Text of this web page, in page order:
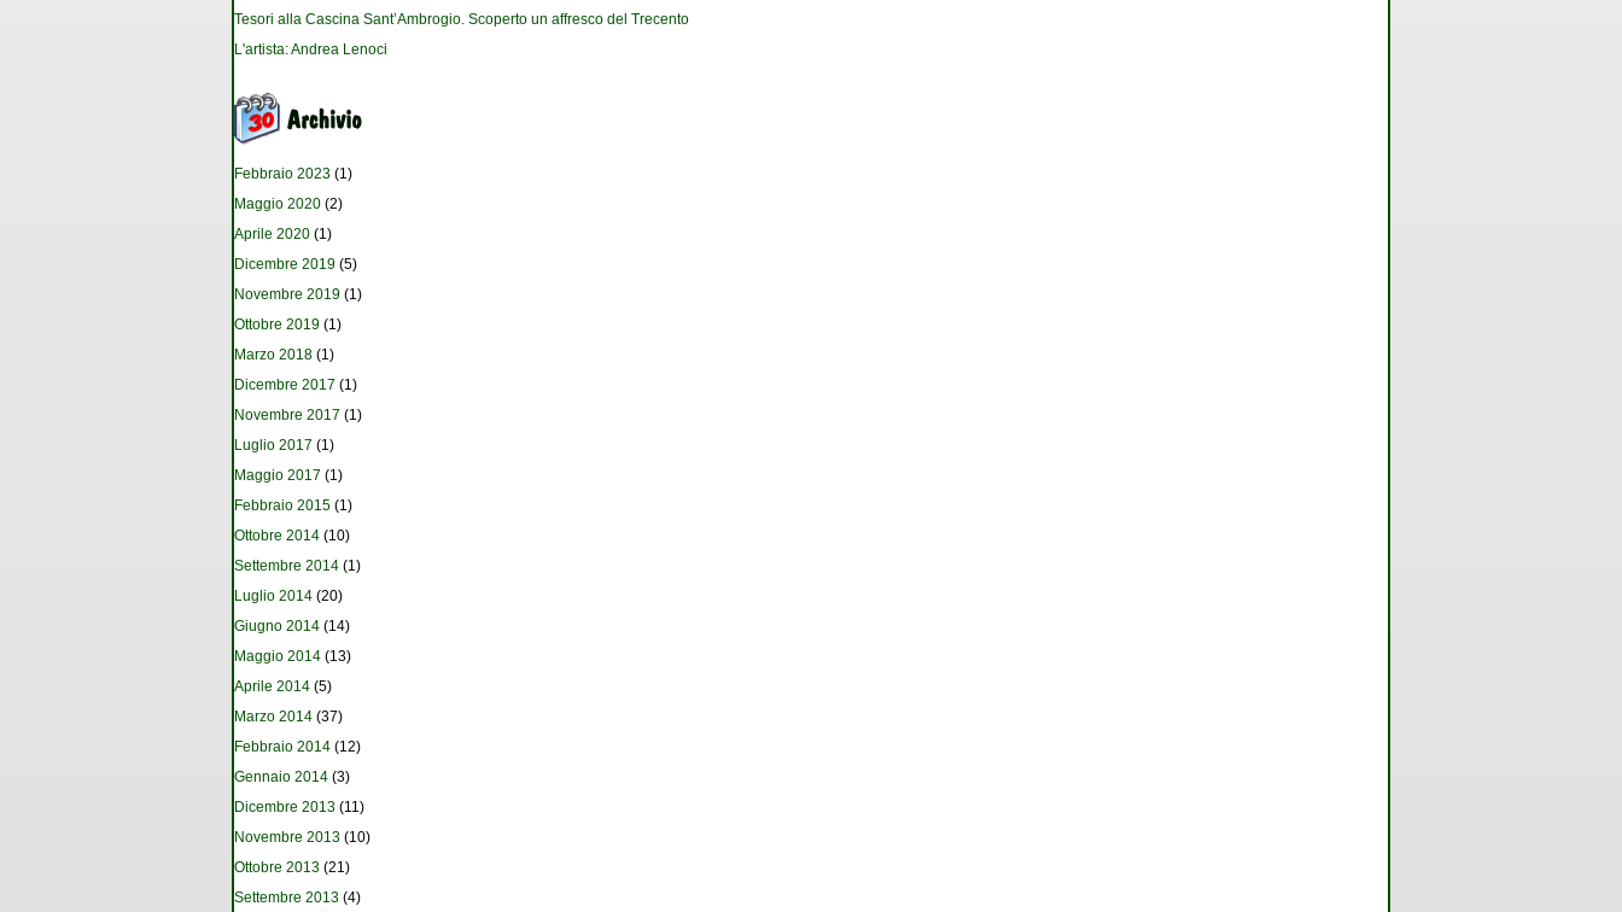
Tesori alla Cascina Sant’Ambrogio. Scoperto un affresco del Trecento
L'artista: Andrea Lenoci
Febbraio 2023 (1)
Maggio 2020 (2)
Aprile 2020 (1)
Dicembre 2019 (5)
Novembre 2019 (1)
Ottobre 2019 (1)
Marzo 2018 (1)
Dicembre 2017 (1)
Novembre 2017 (1)
Luglio 2017 (1)
Maggio 2017 (1)
Febbraio 2015 (1)
Ottobre 2014 (10)
Settembre 2014 (1)
Luglio 2014 (20)
Giugno 2014 (14)
Maggio 2014 (13)
Aprile 2014 (5)
Marzo 2014 (37)
Febbraio 2014 (12)
Gennaio 2014 (3)
Dicembre 2013 (11)
Novembre 2013 (10)
Ottobre 2013 (21)
Settembre 2013 (4)